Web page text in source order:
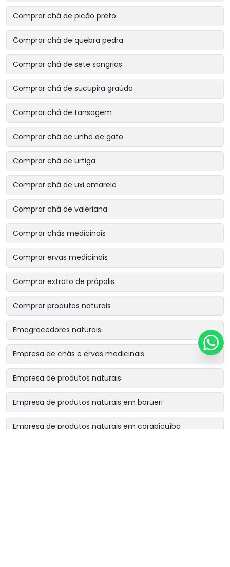
Comprar chá de picão preto
Comprar chá de quebra pedra
Comprar chá de sete sangrias
Comprar chá de sucupira graúda
Comprar chá de tansagem
Comprar chá de unha de gato
Comprar chá de urtiga
Comprar chá de uxi amarelo
Comprar chá de valeriana
Comprar chás medicinais
Comprar ervas medicinais
Comprar extrato de própolis
Comprar produtos naturais
Emagrecedores naturais
Empresa de chás e ervas medicinais
Empresa de produtos naturais
Empresa de produtos naturais em barueri
Empresa de produtos naturais em carapicuíba